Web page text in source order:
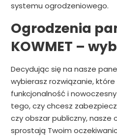
systemu ogrodzeniowego.
Ogrodzenia
KOWMET –
Decydując się na nasze
wybierasz rozwiązanie, które
funkcjonalność i
tego, czy chcesz
czy obszar publiczny, nasze
sprostają Twoim